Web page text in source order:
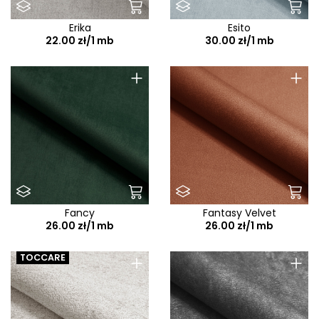
Erika
22.00 zł/1 mb
Esito
30.00 zł/1 mb
+
Fancy
26.00 zł/1 mb
+
Fantasy Velvet
26.00 zł/1 mb
+
TOCCARE +